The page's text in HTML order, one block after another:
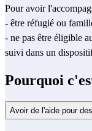
Pour avoir
- être réfugié ou
- ne pas être éligible
suivi dans un
Pourquoi
Avoir de l'aide pour